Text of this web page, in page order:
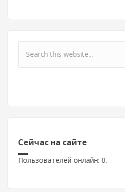
Форма поиска
Сейчас на сайте
Пользователей онлайн: 0.